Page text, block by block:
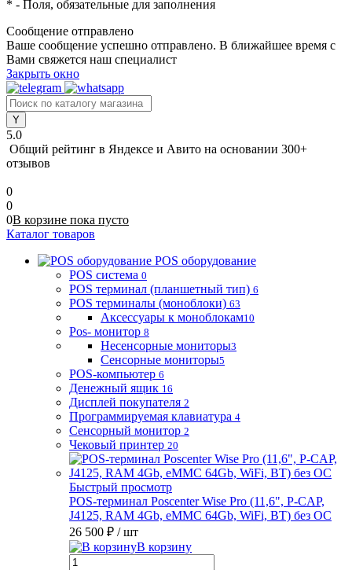
* - Поля, обязательные для заполнения
Сообщение отправлено
Ваше сообщение успешно отправлено. В ближайшее время с
Вами свяжется наш специалист
Закрыть окно
5.0
Общий рейтинг в Яндексе и Авито на основании 300+
отзывов
0
0
0В корзине пока пусто
Каталог товаров
POS оборудование
POS система 0
POS терминал (планшетный тип) 6
POS терминалы (моноблоки) 63
Аксессуары к моноблокам10
Pos- монитор 8
Несенсорные мониторы3
Сенсорные мониторы5
POS-компьютер 6
Денежный ящик 16
Дисплей покупателя 2
Программируемая клавиатура 4
Сенсорный монитор 2
Чековый принтер 20
Быстрый просмотр
POS-терминал Poscenter Wise Pro (11,6", P-CAP,
J4125, RAM 4Gb, eMMC 64Gb, WiFi, BT) без ОС
26 500 ₽ / шт
В корзину